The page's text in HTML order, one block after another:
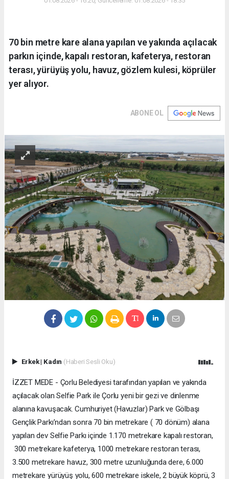
70 bin metre kare alana yapılan ve yakında açılacak
parkın içinde, kapalı restoran, kafeterya, restoran
terası, yürüyüş yolu, havuz, gözlem kulesi, köprüler
yer alıyor.
ABONE OL
Erkek| Kadın (Haberi Sesli Oku)
İZZET MEDE - Çorlu Belediyesi tarafından yapılan ve yakında
açılacak olan Selfie Park ile Çorlu yeni bir gezi ve dinlenme
alanına kavuşacak. Cumhuriyet (Havuzlar) Park ve Gölbaşı
Gençlik Parkı’ndan sonra 70 bin metrekare ( 70 dönüm) alana
yapılan dev Selfie Parkı içinde 1.170 metrekare kapalı restoran,
300 metrekare kafeterya, 1000 metrekare restoran terası,
3.500 metrekare havuz, 300 metre uzunluğunda dere, 6.000
metrekare yürüyüş yolu, 600 metrekare iskele, 2 büyük köprü, 3